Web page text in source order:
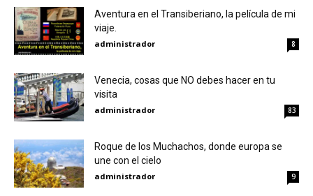
Aventura en el Transiberiano, la película de mi
viaje.
administrador 8
Venecia, cosas que NO debes hacer en tu
visita
administrador 83
Roque de los Muchachos, donde europa se
une con el cielo
administrador 9